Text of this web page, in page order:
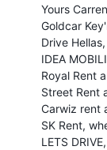
Yours
Goldcar
Drive Hellas
IDEA
Royal Rent
Street Rent
Carwiz rent
SK Rent
LETS DRIVE